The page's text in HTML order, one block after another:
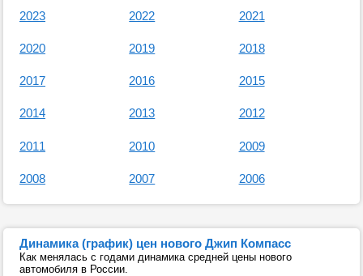
2023 2022 2021
2020 2019 2018
2017 2016 2015
2014 2013 2012
2011 2010 2009
2008 2007 2006
Динамика (график) цен нового Джип Компасс
Как менялась с годами динамика средней цены нового
автомобиля в России.